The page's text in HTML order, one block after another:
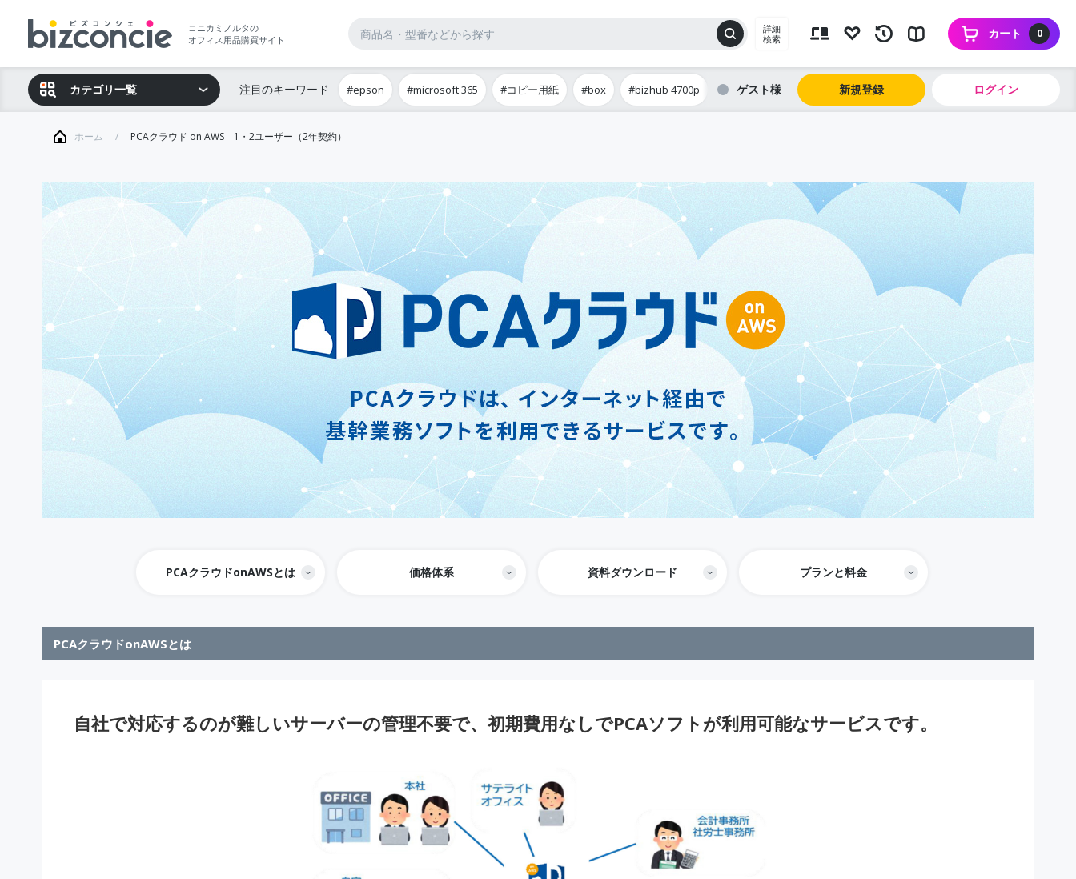
コニカミノルタの
オフィス用品購買サイト
詳細
検索
0
カート
カテゴリ一覧 注目のキーワード #epson #microsoft 365 #コピー用紙 #box #bizhub 4700p ゲスト 新規登録 ログイン
ホーム PCAクラウド on AWS 1・2ユーザー（2年契約）
PCAクラウドonAWSとは 価格体系 資料ダウンロード プランと料金
PCAクラウドonAWSとは
自社で対応するのが難しいサーバーの管理不要で、初期費用なしでPCAソフトが利用可能なサービスです。